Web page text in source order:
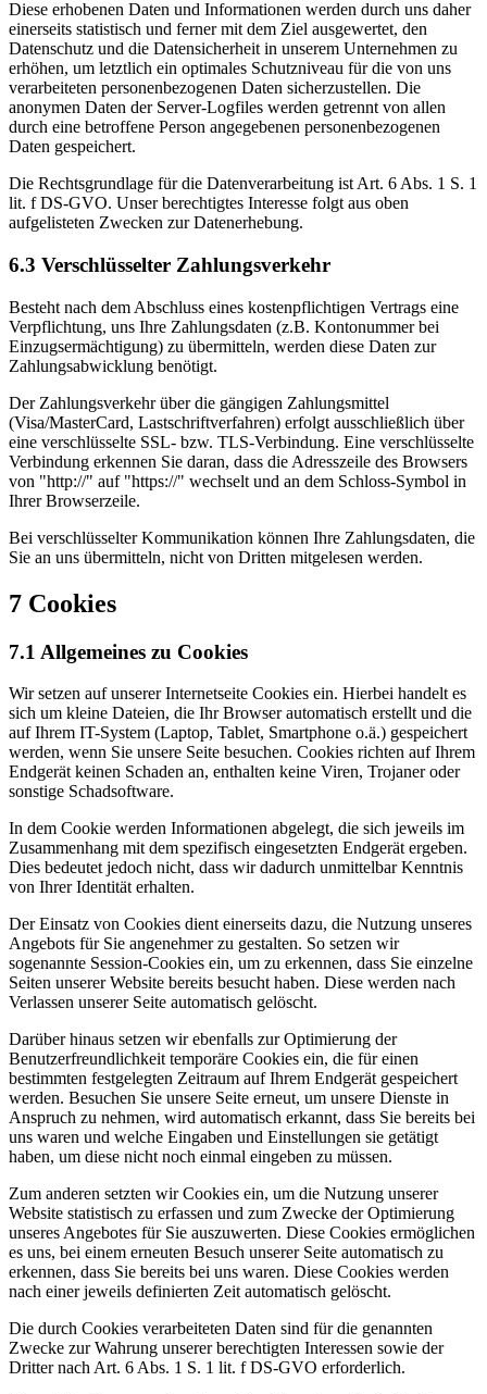
Diese erhobenen Daten und Informationen werden durch uns daher
einerseits statistisch und ferner mit dem Ziel ausgewertet, den
Datenschutz und die Datensicherheit in unserem Unternehmen zu
erhöhen, um letztlich ein optimales Schutzniveau für die von uns
verarbeiteten personenbezogenen Daten sicherzustellen. Die
anonymen Daten der Server-Logfiles werden getrennt von allen
durch eine betroffene Person angegebenen personenbezogenen
Daten gespeichert.
Die Rechtsgrundlage für die Datenverarbeitung ist Art. 6 Abs. 1 S. 1
lit. f DS-GVO. Unser berechtigtes Interesse folgt aus oben
aufgelisteten Zwecken zur Datenerhebung.
6.3 Verschlüsselter Zahlungsverkehr
Besteht nach dem Abschluss eines kostenpflichtigen Vertrags eine
Verpflichtung, uns Ihre Zahlungsdaten (z.B. Kontonummer bei
Einzugsermächtigung) zu übermitteln, werden diese Daten zur
Zahlungsabwicklung benötigt.
Der Zahlungsverkehr über die gängigen Zahlungsmittel
(Visa/MasterCard, Lastschriftverfahren) erfolgt ausschließlich über
eine verschlüsselte SSL- bzw. TLS-Verbindung. Eine verschlüsselte
Verbindung erkennen Sie daran, dass die Adresszeile des Browsers
von "http://" auf "https://" wechselt und an dem Schloss-Symbol in
Ihrer Browserzeile.
Bei verschlüsselter Kommunikation können Ihre Zahlungsdaten, die
Sie an uns übermitteln, nicht von Dritten mitgelesen werden.
7 Cookies
7.1 Allgemeines zu Cookies
Wir setzen auf unserer Internetseite Cookies ein. Hierbei handelt es
sich um kleine Dateien, die Ihr Browser automatisch erstellt und die
auf Ihrem IT-System (Laptop, Tablet, Smartphone o.ä.) gespeichert
werden, wenn Sie unsere Seite besuchen. Cookies richten auf Ihrem
Endgerät keinen Schaden an, enthalten keine Viren, Trojaner oder
sonstige Schadsoftware.
In dem Cookie werden Informationen abgelegt, die sich jeweils im
Zusammenhang mit dem spezifisch eingesetzten Endgerät ergeben.
Dies bedeutet jedoch nicht, dass wir dadurch unmittelbar Kenntnis
von Ihrer Identität erhalten.
Der Einsatz von Cookies dient einerseits dazu, die Nutzung unseres
Angebots für Sie angenehmer zu gestalten. So setzen wir
sogenannte Session-Cookies ein, um zu erkennen, dass Sie einzelne
Seiten unserer Website bereits besucht haben. Diese werden nach
Verlassen unserer Seite automatisch gelöscht.
Darüber hinaus setzen wir ebenfalls zur Optimierung der
Benutzerfreundlichkeit temporäre Cookies ein, die für einen
bestimmten festgelegten Zeitraum auf Ihrem Endgerät gespeichert
werden. Besuchen Sie unsere Seite erneut, um unsere Dienste in
Anspruch zu nehmen, wird automatisch erkannt, dass Sie bereits bei
uns waren und welche Eingaben und Einstellungen sie getätigt
haben, um diese nicht noch einmal eingeben zu müssen.
Zum anderen setzten wir Cookies ein, um die Nutzung unserer
Website statistisch zu erfassen und zum Zwecke der Optimierung
unseres Angebotes für Sie auszuwerten. Diese Cookies ermöglichen
es uns, bei einem erneuten Besuch unserer Seite automatisch zu
erkennen, dass Sie bereits bei uns waren. Diese Cookies werden
nach einer jeweils definierten Zeit automatisch gelöscht.
Die durch Cookies verarbeiteten Daten sind für die genannten
Zwecke zur Wahrung unserer berechtigten Interessen sowie der
Dritter nach Art. 6 Abs. 1 S. 1 lit. f DS-GVO erforderlich.